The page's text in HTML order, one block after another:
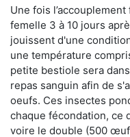
Une fois
femelle 3 à 10 jours
jouissent d'une
une température
petite bestiole sera
repas sanguin afin de
oeufs. Ces insectes
chaque fécondation, ce
voire le double (500